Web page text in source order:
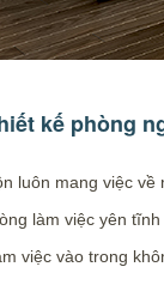
kế phòng
luôn mang việc
làm việc yên
việc vào trong